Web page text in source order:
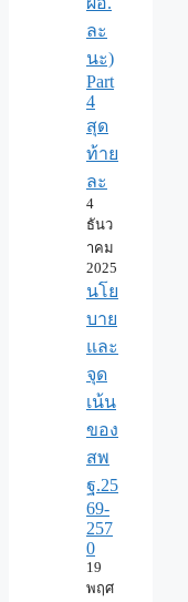
ละ
นะ)
Part
4
สุด
ท้าย
ละ
4
ธันว
าคม
2025
นโย
บาย
และ
จุด
เน้น
ของ
สพ
ฐ.25
69-
257
0
19
พฤศ